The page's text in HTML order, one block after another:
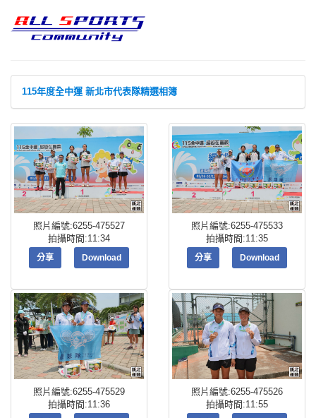
115年度全中運 新北市代表隊精選相簿
照片編號:6255-475527
拍攝時間:11:34
分享 Download
照片編號:6255-475533
拍攝時間:11:35
分享 Download
照片編號:6255-475529
拍攝時間:11:36
照片編號:6255-475526
拍攝時間:11:55